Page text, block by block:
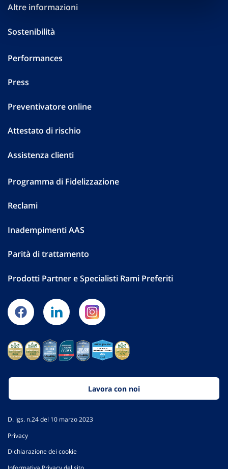
Altre informazioni
Sostenibilità
Performances
Press
Preventivatore online
Attestato di rischio
Assistenza clienti
Programma di Fidelizzazione
Reclami
Inadempimenti AAS
Parità di trattamento
Prodotti Partner e Specialisti Rami Preferiti
Lavora con noi
D. lgs. n.24 del 10 marzo 2023
Privacy
Dichiarazione dei cookie
Informativa Privacy del sito